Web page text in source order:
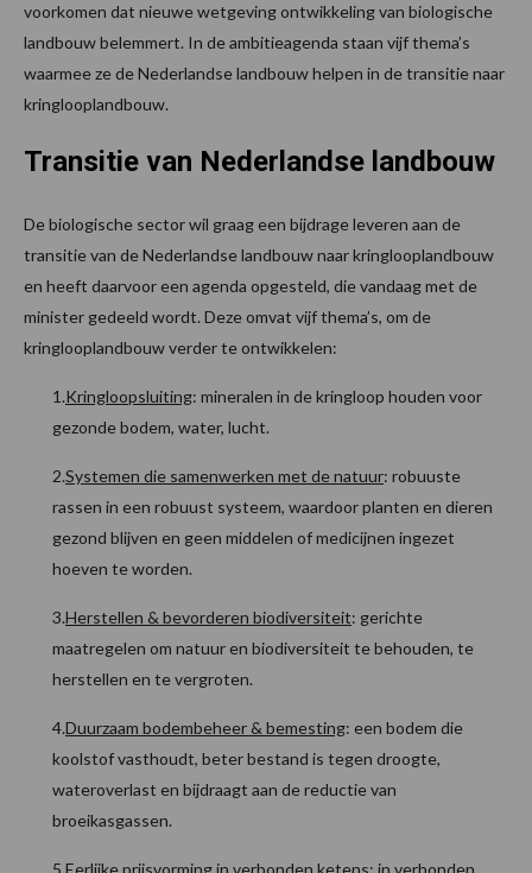
voorkomen dat nieuwe wetgeving ontwikkeling van biologische
landbouw belemmert. In de ambitieagenda staan vijf thema’s
waarmee ze de Nederlandse landbouw helpen in de transitie naar
kringlooplandbouw.
Transitie van Nederlandse landbouw
De biologische sector wil graag een bijdrage leveren aan de
transitie van de Nederlandse landbouw naar kringlooplandbouw
en heeft daarvoor een agenda opgesteld, die vandaag met de
minister gedeeld wordt. Deze omvat vijf thema’s, om de
kringlooplandbouw verder te ontwikkelen:
1.Kringloopsluiting: mineralen in de kringloop houden voor
gezonde bodem, water, lucht.
2.Systemen die samenwerken met de natuur: robuuste
rassen in een robuust systeem, waardoor planten en dieren
gezond blijven en geen middelen of medicijnen ingezet
hoeven te worden.
3.Herstellen & bevorderen biodiversiteit: gerichte
maatregelen om natuur en biodiversiteit te behouden, te
herstellen en te vergroten.
4.Duurzaam bodembeheer & bemesting: een bodem die
koolstof vasthoudt, beter bestand is tegen droogte,
wateroverlast en bijdraagt aan de reductie van
broeikasgassen.
5.Eerlijke prijsvormingin verbonden ketens: in verbonden